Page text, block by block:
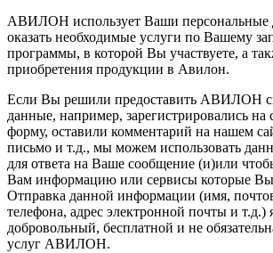
АВИЛОН использует Ваши персональные
оказать необходимые услуги по Вашему
программы, в которой Вы участвуете, а
приобретения продукции в Авилон.
Если Вы решили предоставить АВИЛОН
данные, например, зарегистрировались на
форму, оставили комментарий на нашем
письмо и т.д., мы можем использовать
для ответа на Ваше сообщение (и)или
Вам информацию или сервисы которые
Отправка данной информации (имя,
телефона, адрес электронной почты и т.д.)
добровольный, бесплатной и не
услуг АВИЛОН.